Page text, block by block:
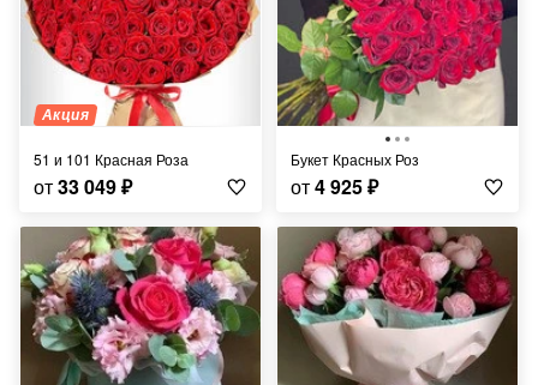
Акция
51 и 101 Красная Роза
от33 049₽
Букет Красных Роз
от4 925₽